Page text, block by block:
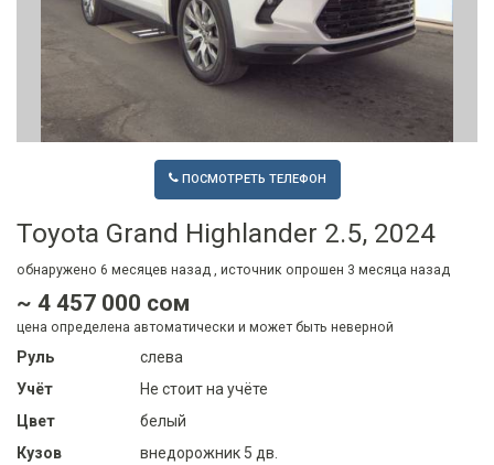
ПОСМОТРЕТЬ ТЕЛЕФОН
Toyota Grand Highlander 2.5, 2024
обнаружено 6 месяцев назад , источник опрошен 3 месяца назад
~ 4 457 000 сом
цена определена автоматически и может быть неверной
Руль
слева
Учёт
Не стоит на учёте
Цвет
белый
Кузов
внедорожник 5 дв.